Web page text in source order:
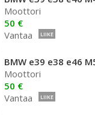
Moottori
50 €
Vantaa
LIIKE
BMW e39 e38 e46
Moottori
50 €
Vantaa
LIIKE